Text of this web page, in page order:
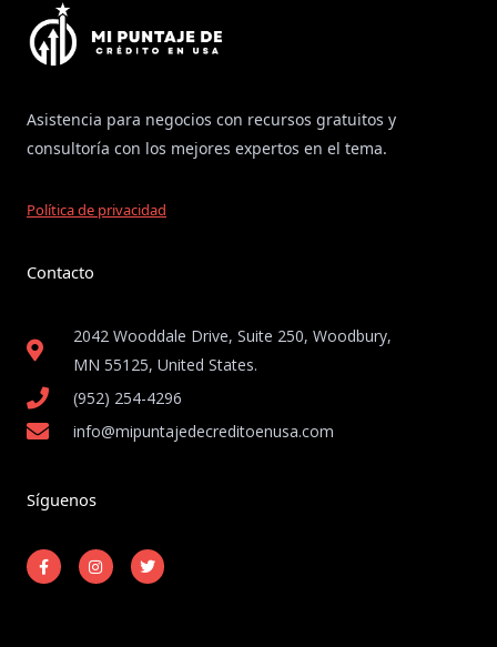
Asistencia para negocios con recursos gratuitos y
consultoría con los mejores expertos en el tema.
Política de privacidad
Contacto
2042 Wooddale Drive, Suite 250, Woodbury,
MN 55125, United States​.
(952) 254-4296
info@mipuntajedecreditoenusa.com
Síguenos
F
a
c
I
n
s
T
w
i